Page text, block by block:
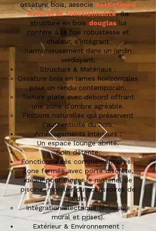
ossature bois, associeesthétisme
naturel et fonctionnalité. Sa
structure en bois douglas lui
confère à la fois robustesse et
chaleur, s’intégrant
harmonieusement dans un jardin
verdoyant.
Structure & Matériaux :
Ossature bois en lames horizontales
pour un rendu contemporain.
Toiture plate avec débord offrant
une zone d’ombre agréable.
Finitions naturelles qui préservent
l’authenticité du bois.
Aménagements intérieurs :
Un espace lounge abrité.
Coin détente.
Fonctionnalités complémentaires :
Zone fermée avec porte discrète,
idéale pour ranger le matériel de
piscine, mobilier ou accessoires de
jardin.​
Intégration électrique (éclairage
mural et prises).
Extérieur & Environnement :